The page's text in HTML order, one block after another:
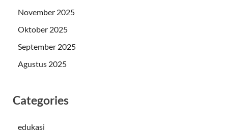
November 2025
Oktober 2025
September 2025
Agustus 2025
Categories
edukasi